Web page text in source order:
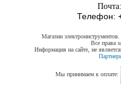
Почта:
Телефон:
Магазин
Все права
Информация на сайте, не
Мы принимаем к оплате: